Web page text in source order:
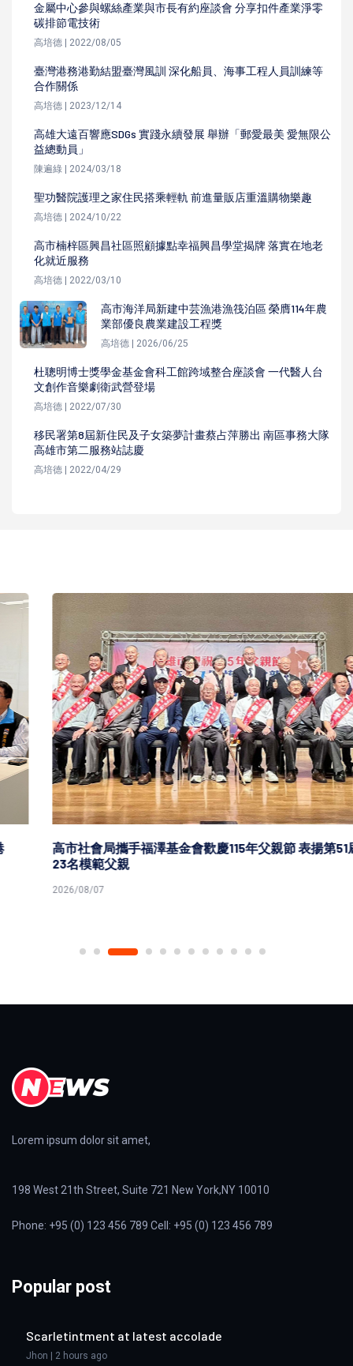
金屬中心參與螺絲產業與市長有約座談會 分享扣件產業淨零
碳排節電技術
高培德 | 2022/08/05
臺灣港務港勤結盟臺灣風訓 深化船員、海事工程人員訓練等
合作關係
高培德 | 2023/12/14
高雄大遠百響應SDGs 實踐永續發展 舉辦「郵愛最美 愛無限公
益總動員」
陳遍綠 | 2024/03/18
聖功醫院護理之家住民搭乘輕軌 前進量販店重溫購物樂趣
高培德 | 2024/10/22
高市楠梓區興昌社區照顧據點幸福興昌學堂揭牌 落實在地老
化就近服務
高培德 | 2022/03/10
高市海洋局新建中芸漁港漁筏泊區 榮膺114年農
業部優良農業建設工程獎
高培德 | 2026/06/25
杜聰明博士獎學金基金會科工館跨域整合座談會 一代醫人台
文創作音樂劇衛武營登場
高培德 | 2022/07/30
移民署第8屆新住民及子女築夢計畫蔡占萍勝出 南區事務大隊
高雄市第二服務站誌慶
高培德 | 2022/04/29
高市社會局攜手福澤基金會歡慶115年父親節 表揚第51屆
23名模範父親
2026/08/07
Lorem ipsum dolor sit amet,
198 West 21th Street, Suite 721 New York,NY 10010
Phone: +95 (0) 123 456 789 Cell: +95 (0) 123 456 789
Popular post
Scarletintment at latest accolade
Jhon | 2 hours ago